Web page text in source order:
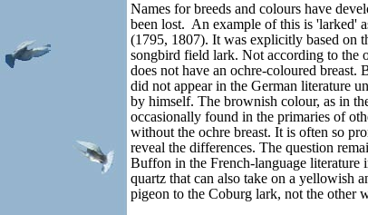
Names for breeds and colours have
been lost. An example of this is 'larked'
(1795, 1807). It was explicitly based on
songbird field lark. Not according to the
does not have an ochre-coloured
did not appear in the German literature
by himself. The brownish colour, as in
occasionally found in the primaries of
without the ochre breast. It is often so
reveal the differences. The question
Buffon in the French-language literature
quartz that can also take on a yellowish
pigeon to the Coburg lark, not the other